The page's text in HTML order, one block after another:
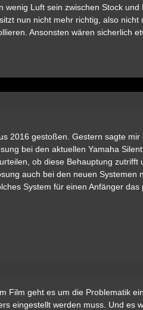
Luft sein zwischen Stock und
nun nicht mehr richtig, also
Ansonsten wären sicherlich
2016 gestoßen. Gestern sagte
bei den aktuellen Yamaha
ob diese Behauptung zutrifft
auch bei den neuen Systemen
System für einen Anfänger das
Film geht es um die Problematik
eingestellt werden muss. Und es